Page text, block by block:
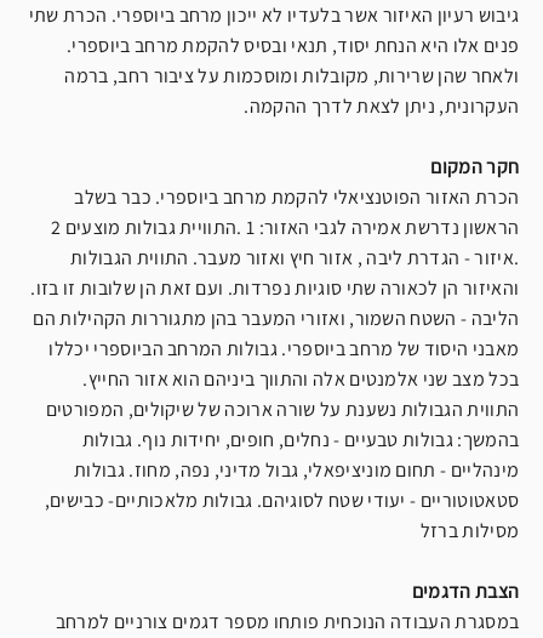
גיבוש רעיון האיזור אשר בלעדיו לא ייכון מרחב ביוספרי. הכרת שתי
פנים אלו היא הנחת יסוד, תנאי ובסיס להקמת מרחב ביוספרי.
ולאחר שהן שרירות, מקובלות ומוסכמות על ציבור רחב, ברמה
העקרונית, ניתן לצאת לדרך ההקמה.
חקר המקום
הכרת האזור הפוטנציאלי להקמת מרחב ביוספרי. כבר בשלב
הראשון נדרשת אמירה לגבי האזור: 1 .התוויית גבולות מוצעים 2
.איזור - הגדרת ליבה , אזור חיץ ואזור מעבר. התווית הגבולות
והאיזור הן לכאורה שתי סוגיות נפרדות. ועם זאת הן שלובות זו בזו.
הליבה - השטח השמור, ואזורי המעבר בהן מתגוררות הקהילות הם
מאבני היסוד של מרחב ביוספרי. גבולות המרחב הביוספרי יכללו
בכל מצב שני אלמנטים אלה והתווך ביניהם הוא אזור החייץ.
התווית הגבולות נשענת על שורה ארוכה של שיקולים, המפורטים
בהמשך: גבולות טבעיים - נחלים, חופים, יחידות נוף. גבולות
מינהליים - תחום מוניציפאלי, גבול מדיני, נפה, מחוז. גבולות
סטאטוטוריים - יעודי שטח לסוגיהם. גבולות מלאכותיים- כבישים,
מסילות ברזל
הצבת הדגמים
במסגרת העבודה הנוכחית פותחו מספר דגמים צורניים למרחב